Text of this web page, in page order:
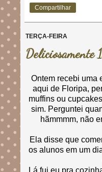
Compartilhar
TERÇA-FEIRA
Deliciosamente
Ontem recebi uma
aqui de Floripa,
muffins ou
sim. Perguntei
hãmmmm, não
Ela disse que
os alunos em um
Lá fui eu pra